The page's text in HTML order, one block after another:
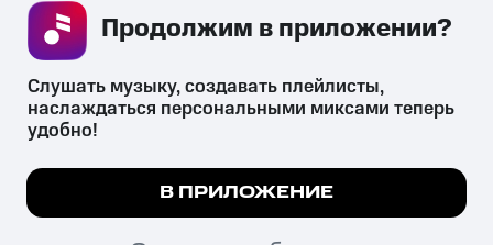
СКАЧАТЬ ПРИЛОЖЕНИЕ
психотропных веществ, их аналогов причиняет вред здоровью,
их незаконный оборот запрещён и влечёт установленную
законодательством ответственность.
© 2026 ООО «КИОН».
Мы используем куки, чтобы на сайте все
Подробнее
Слушать музыку, создавать плейлисты,
наслаждаться персональными миксами теперь
удобно!
В ПРИЛОЖЕНИЕ